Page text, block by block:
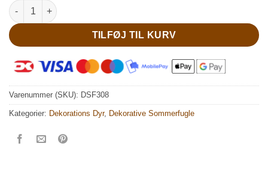
Hvid stor mønstret sommerfugl antal
TILFØJ TIL KURV
Varenummer (SKU): DSF308
Kategorier: Dekorations Dyr, Dekorative Sommerfugle